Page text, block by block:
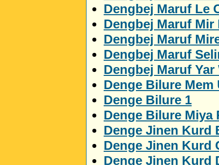
Dengbej Maruf Le
Dengbej Maruf Mir
Dengbej Maruf
Dengbej Maruf
Dengbej Maruf Yar
Denge Bilure Mem
Denge Bilure 1
Denge Bilure Miya
Denge Jinen Kurd
Denge Jinen Kurd
Denge Jinen Kurd